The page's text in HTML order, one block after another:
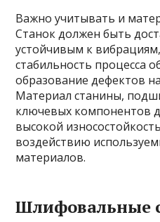
Важно учитывать и
Станок должен быть
устойчивым к
стабильность процесса
образование дефектов
Материал станины,
ключевых компонентов
высокой
воздействию
материалов.
Шлифовальные